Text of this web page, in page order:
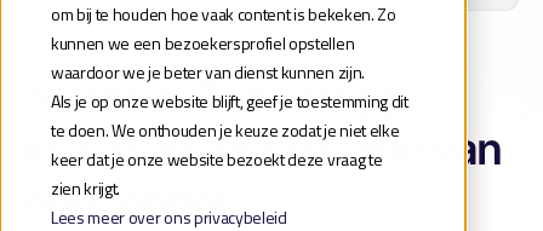
om bij te houden hoe vaak content is bekeken. Zo
kunnen we een bezoekersprofiel opstellen
waardoor we je beter van dienst kunnen zijn.
Als je op onze website blijft, geef je toestemming dit
te doen. We onthouden je keuze zodat je niet elke
keer dat je onze website bezoekt deze vraag te
zien krijgt.
Lees meer over ons privacybeleid
Nieuw in TenderApp:
inzicht in de deadline van
een tender